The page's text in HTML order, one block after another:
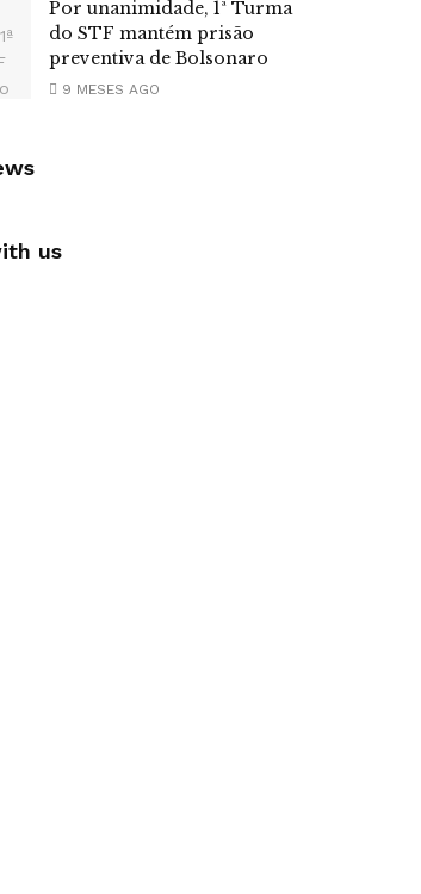
Por unanimidade, 1ª Turma
do STF mantém prisão
preventiva de Bolsonaro
9 MESES AGO
us